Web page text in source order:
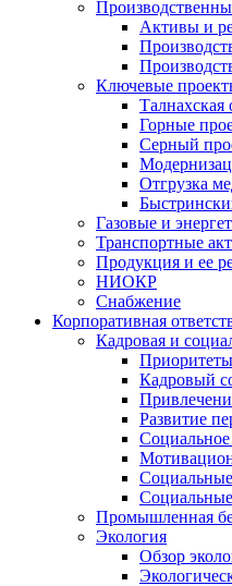
Активы и
Ключевые
Талнахская
Горные
Серный
Отгрузка
Газовые и
Транспортные
Продукция и ее
НИОКР
Снабжение
Корпоративная
Кадровая и
Кадровый
Развитие
Социальное
Промышленная
Экология
Обзор